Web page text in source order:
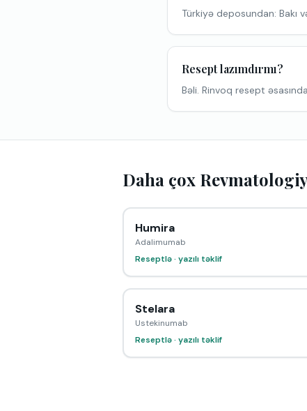
Türkiyə deposundan:
Resept lazımdırmı?
Bəli. Rinvoq resept
Daha çox
Humira
Adalimumab
Reseptlə · yazılı təklif
Stelara
Ustekinumab
Reseptlə · yazılı təklif